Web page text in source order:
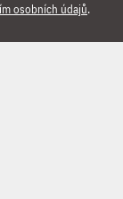
osobních údajů.